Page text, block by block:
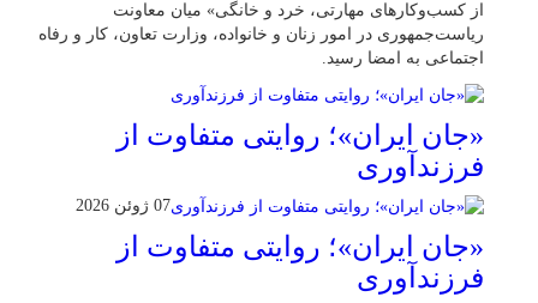
از کسب‌وکارهای مهارتی، خرد و خانگی» میان معاونت
ریاست‌جمهوری در امور زنان و خانواده، وزارت تعاون، کار و رفاه
اجتماعی به امضا رسید.
«جان ایران»؛ روایتی متفاوت از
فرزندآوری
07 ژوئن 2026
«جان ایران»؛ روایتی متفاوت از
فرزندآوری